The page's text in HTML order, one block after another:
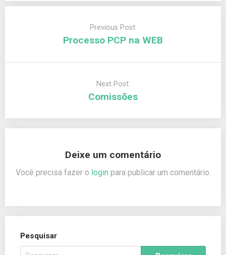
Previous Post:
Processo PCP na WEB
Next Post:
Comissões
Deixe um comentário
Você precisa fazer o login para publicar um comentário.
Pesquisar